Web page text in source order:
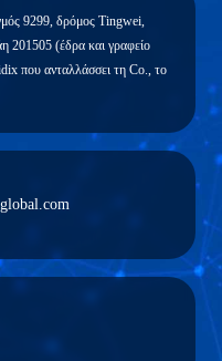
9299, δρόμος Tingwei,
201505 (έδρα και γραφείο
που ανταλλάσσει τη Co., το